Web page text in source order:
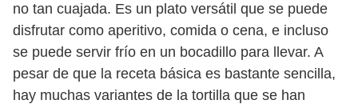
no tan cuajada. Es un plato versátil que se puede
disfrutar como aperitivo, comida o cena, e incluso
se puede servir frío en un bocadillo para llevar. A
pesar de que la receta básica es bastante sencilla,
hay muchas variantes de la tortilla que se han